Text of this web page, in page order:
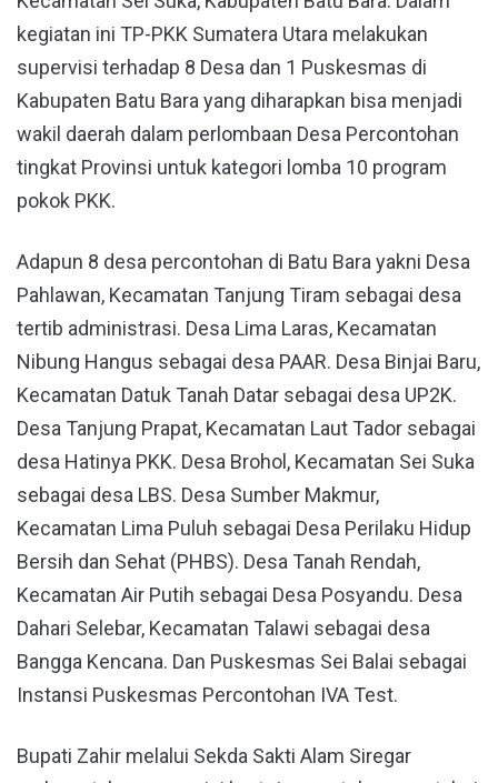
kegiatan ini TP-PKK Sumatera Utara melakukan
supervisi terhadap 8 Desa dan 1 Puskesmas di
Kabupaten Batu Bara yang diharapkan bisa menjadi
wakil daerah dalam perlombaan Desa Percontohan
tingkat Provinsi untuk kategori lomba 10 program
pokok PKK.
Adapun 8 desa percontohan di Batu Bara yakni Desa
Pahlawan, Kecamatan Tanjung Tiram sebagai desa
tertib administrasi. Desa Lima Laras, Kecamatan
Nibung Hangus sebagai desa PAAR. Desa Binjai Baru,
Kecamatan Datuk Tanah Datar sebagai desa UP2K.
Desa Tanjung Prapat, Kecamatan Laut Tador sebagai
desa Hatinya PKK. Desa Brohol, Kecamatan Sei Suka
sebagai desa LBS. Desa Sumber Makmur,
Kecamatan Lima Puluh sebagai Desa Perilaku Hidup
Bersih dan Sehat (PHBS). Desa Tanah Rendah,
Kecamatan Air Putih sebagai Desa Posyandu. Desa
Dahari Selebar, Kecamatan Talawi sebagai desa
Bangga Kencana. Dan Puskesmas Sei Balai sebagai
Instansi Puskesmas Percontohan IVA Test.
Bupati Zahir melalui Sekda Sakti Alam Siregar